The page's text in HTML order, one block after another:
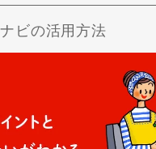
ビの活用方法